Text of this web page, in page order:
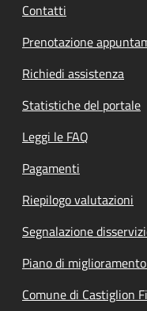
Contatti
Prenotazione
Richiedi assistenza
Statistiche del portale
Leggi le FAQ
Pagamenti
Riepilogo valutazioni
Segnalazione
Piano di
Comune di Castiglion